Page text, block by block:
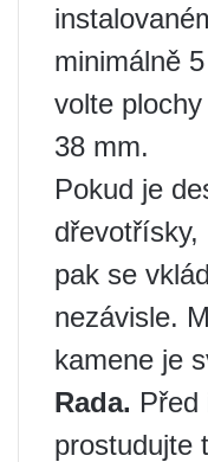
minimálně
volte
38 mm.
Pokud je
dřevotřísky,
pak se
nezávisle.
kamene je
Rada. Před
prostudujte